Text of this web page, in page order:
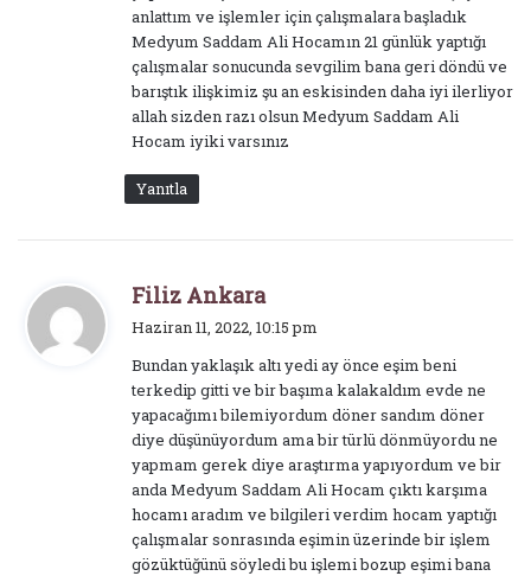
anlattım ve işlemler için çalışmalara başladık
Medyum Saddam Ali Hocamın 21 günlük yaptığı
çalışmalar sonucunda sevgilim bana geri döndü ve
barıştık ilişkimiz şu an eskisinden daha iyi ilerliyor
allah sizden razı olsun Medyum Saddam Ali
Hocam iyiki varsınız
Yanıtla
Filiz Ankara
i
k
i
:
Haziran 11, 2022, 10:15 pm
Bundan yaklaşık altı yedi ay önce eşim beni
terkedip gitti ve bir başıma kalakaldım evde ne
yapacağımı bilemiyordum döner sandım döner
diye düşünüyordum ama bir türlü dönmüyordu ne
yapmam gerek diye araştırma yapıyordum ve bir
anda Medyum Saddam Ali Hocam çıktı karşıma
hocamı aradım ve bilgileri verdim hocam yaptığı
çalışmalar sonrasında eşimin üzerinde bir işlem
gözüktüğünü söyledi bu işlemi bozup eşimi bana